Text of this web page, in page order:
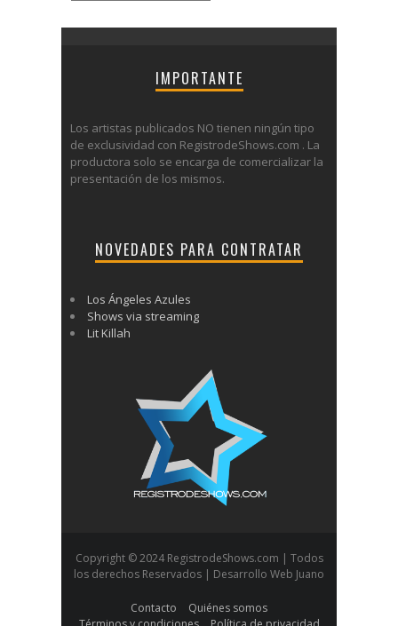
IMPORTANTE
Los artistas publicados NO tienen ningún tipo
de exclusividad con RegistrodeShows.com . La
productora solo se encarga de comercializar la
presentación de los mismos.
NOVEDADES PARA CONTRATAR
Los Ángeles Azules
Shows via streaming
Lit Killah
Copyright © 2024 RegistrodeShows.com | Todos
los derechos Reservados | Desarrollo Web Juano
Contacto
Quiénes somos